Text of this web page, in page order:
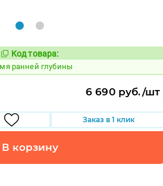
Код:
228392
Код товара:
ранней глубины
6 690 руб./шт
Заказ в 1 клик
В корзину